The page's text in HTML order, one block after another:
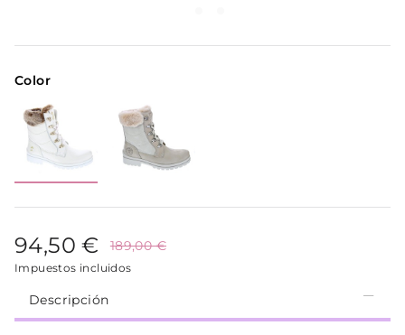
Color
94,50 € 189,00 €
Impuestos incluidos
Descripción